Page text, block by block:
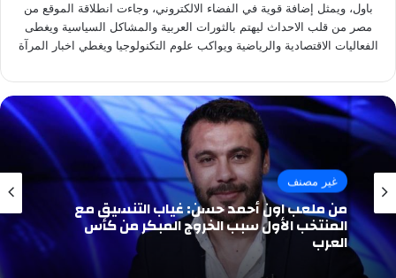
باول، ويمثل إضافة قوية في الفضاء الالكتروني، وجاءت انطلاقة الموقع من
مصر من قلب الاحداث ليهتم بالثورات العربية والمشاكل السياسية ويغطى
الفعاليات الاقتصادية والرياضية ويواكب علوم التكنولوجيا ويغطي اخبار المرآة
غير مصنف
من ملعب اون أحمد حسن: غياب التنسيق مع
المنتخب الأول سبب الخروج المبكر من كأس
العرب